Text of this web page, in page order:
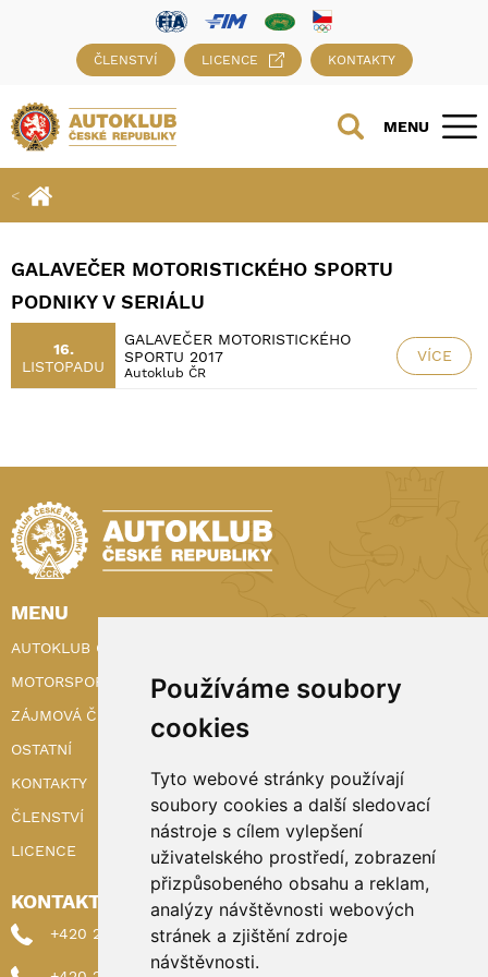
Používáme soubory
cookies
Tyto webové stránky používají
soubory cookies a další sledovací
nástroje s cílem vylepšení
uživatelského prostředí, zobrazení
přizpůsobeného obsahu a reklam,
analýzy návštěvnosti webových
stránek a zjištění zdroje
návštěvnosti.
ČLENSTVÍ LICENCE KONTAKTY
MENU
GALAVEČER MOTORISTICKÉHO SPORTU
PODNIKY V SERIÁLU
16.
LISTOPADU
GALAVEČER MOTORISTICKÉHO
SPORTU 2017
Autoklub ČR
VÍCE
MENU
AUTOKLUB ČR
MOTORSPORT
ZÁJMOVÁ ČINNOST
OSTATNÍ
KONTAKTY
ČLENSTVÍ
LICENCE
KONTAKTY
+420 222 898 224 (sekretariat)